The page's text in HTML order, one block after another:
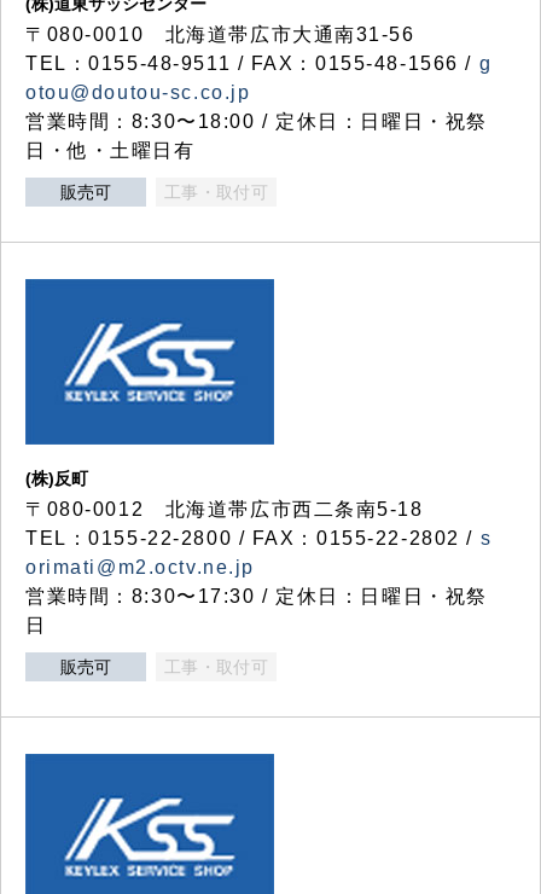
〒080-0010 北海道帯広市大通南31-56
TEL：0155-48-9511 / FAX：0155-48-1566 / g
otou@doutou-sc.co.jp
営業時間：8:30〜18:00 / 定休日：日曜日・祝祭
日・他・土曜日有
販売可 工事・取付可
(株)反町
〒080-0012 北海道帯広市西二条南5-18
TEL：0155-22-2800 / FAX：0155-22-2802 / s
orimati@m2.octv.ne.jp
営業時間：8:30〜17:30 / 定休日：日曜日・祝祭
日
販売可 工事・取付可